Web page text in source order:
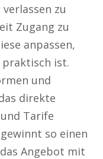
zu
Zugang zu
anpassen,
praktisch ist.
und
direkte
Tarife
so einen
Angebot mit